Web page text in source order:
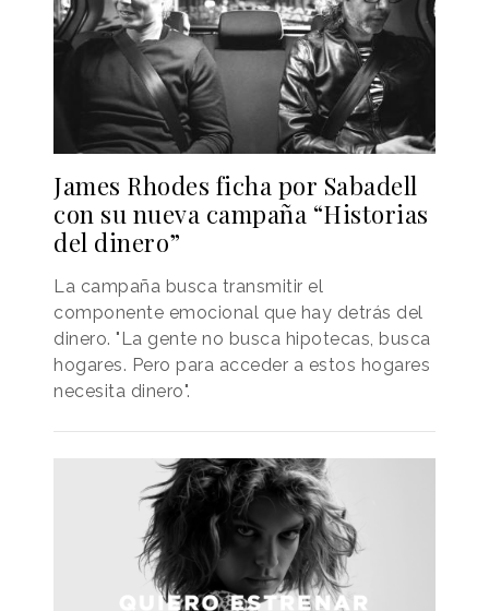
James Rhodes ficha por Sabadell
con su nueva campaña “Historias
del dinero”
La campaña busca transmitir el
componente emocional que hay detrás del
dinero. "La gente no busca hipotecas, busca
hogares. Pero para acceder a estos hogares
necesita dinero".